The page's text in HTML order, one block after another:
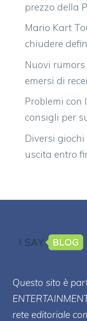
prezzo della
Mario Kart
chiudere
Nuovi
emersi di
Problemi con
consigli per
Diversi
uscita entro
Questo sito è
ENTERT
rete editoriale